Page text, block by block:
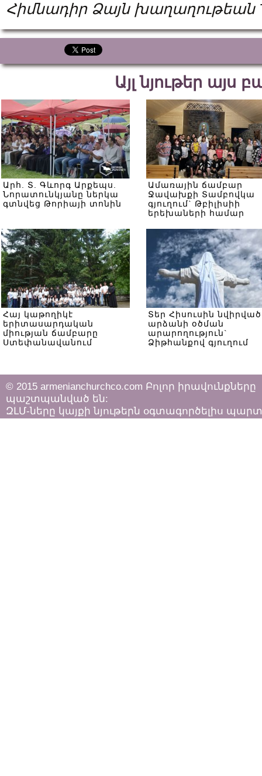
Հիմնադիր Ձայն խաղաղութեան
Այլ նյութեր այս
Արհ. Տ. Գևորգ Արքեպս.
Նորատունկյանը ներկա
գտնվեց Թորիայի տոնին
Ամառային ճամբար
Ջավախքի Տամբովկա
գյուղում` Թբիլիսիի
երեխաների համար
Հայ կաթողիկէ
երիտասարդական
միության ճամբարը
Ստեփանավանում
Տեր Հիսուսին նվիրված
արձանի օծման
արարողություն`
Ձիթհանքով գյուղում
© 2015 armenianchurchco.com Բոլոր իրավունքները
պաշտպանված են:
ԶԼՄ-ները կայքի նյութերն օգտագործելիս